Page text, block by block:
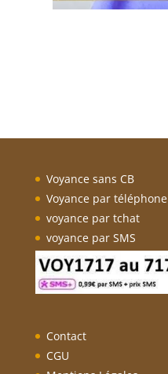
Voyance sans CB
Voyance par téléphone
voyance par tchat
voyance par SMS
Contact
CGU